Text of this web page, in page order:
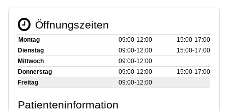
Öffnungszeiten
Montag 09:00‑12:00
15:00‑17:00
Dienstag
09:00‑12:00
15:00‑17:00
Mittwoch
09:00‑12:00
Donnerstag
09:00‑12:00
15:00‑17:00
Freitag
09:00‑12:00
Patienteninformation